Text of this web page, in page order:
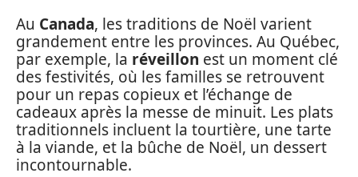
Au Canada, les traditions de Noël varient
grandement entre les provinces. Au Québec,
par exemple, la réveillon est un moment clé
des festivités, où les familles se retrouvent
pour un repas copieux et l’échange de
cadeaux après la messe de minuit. Les plats
traditionnels incluent la tourtière, une tarte
à la viande, et la bûche de Noël, un dessert
incontournable.